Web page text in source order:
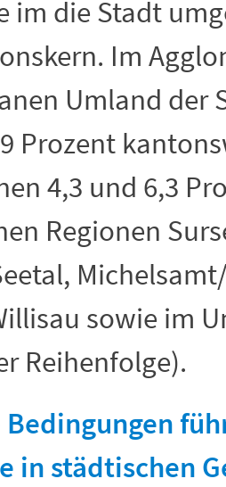
im die Stadt
Im
Umland der
Prozent
4,3 und 6,3
Regionen
sowie im
Reihenfolge).
in städtischen